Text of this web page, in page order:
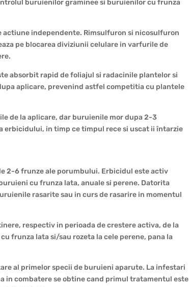
buruienilor graminee si buruienilor cu frunza
actiune independente. Rimsulfuron si nicosulfuron
pe blocarea diviziunii celulare in varfurile de
absorbit rapid de foliajul si radacinile plantelor si
aplicare, prevenind astfel competitia cu plantele
de la aplicare, dar buruienile mor dupa 2-3
erbicidului, in timp ce timpul rece si uscat ii întarzie
2-6 frunze ale porumbului. Erbicidul este activ
cu frunza lata, anuale si perene. Datorita
rasarite sau in curs de rasarire in momentul
respectiv in perioada de crestere activa, de la
frunza lata si/sau rozeta la cele perene, pana la
al primelor specii de buruieni aparute. La infestari
in combatere se obtine cand primul tratamentul este